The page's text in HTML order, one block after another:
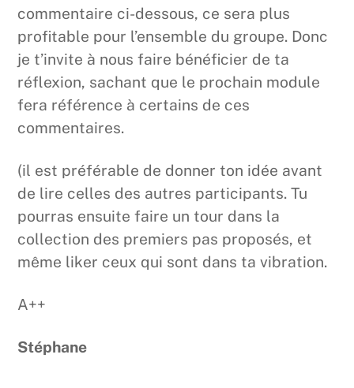
commentaire ci-dessous, ce sera plus
profitable pour l’ensemble du groupe. Donc
je t’invite à nous faire bénéficier de ta
réflexion, sachant que le prochain module
fera référence à certains de ces
commentaires.
(il est préférable de donner ton idée avant
de lire celles des autres participants. Tu
pourras ensuite faire un tour dans la
collection des premiers pas proposés, et
même liker ceux qui sont dans ta vibration.
A++
Stéphane